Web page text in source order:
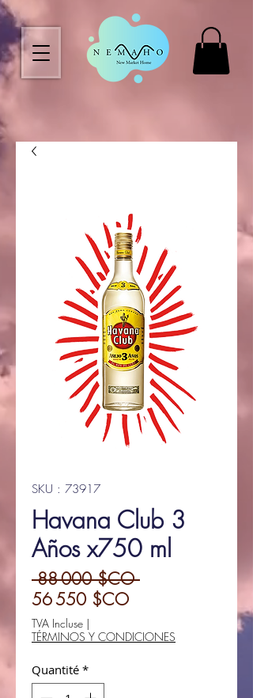
SKU : 73917
Havana Club 3
Años x750 ml
88 000 $CO Prix
56 550 $COPrix
TVA Incluse |
TÉRMINOS Y CONDICIONES
Quantité *